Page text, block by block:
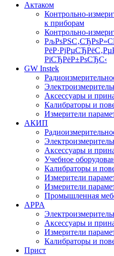
Актаком
Контрольно-
к приборам
Контрольно-
РїСЂРёР±РѕСЂС‹
GW Instek
Аксессуары и
Калибраторы и
Измерители
АКИП
Аксессуары и
Учебное
Калибраторы и
Измерители
Измерители
Промышленная
APPA
Аксессуары и
Измерители
Калибраторы и
Прист